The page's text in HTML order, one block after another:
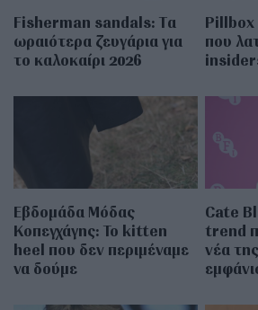
Fisherman sandals: Tα
ωραιότερα ζευγάρια για
το καλοκαίρι 2026
Pillbox
που
Εβδομάδα Μόδας
Κοπεγχάγης: Το kitten
heel που δεν περιμέναμε
να δούμε
Cate
trend
νέα